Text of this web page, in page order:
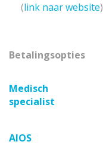
(link naar website)
Betalingsopties
Medisch
specialist
AIOS